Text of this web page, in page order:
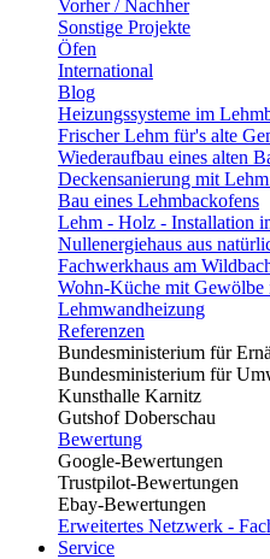
Vorher / Nachher
Sonstige Projekte
Öfen
International
Blog
Heizungssysteme im
Frischer Lehm für's alte
Wiederaufbau eines alten
Deckensanierung mit
Bau eines Lehmbackofens
Lehm - Holz - Installation
Nullenergiehaus aus
Fachwerkhaus am
Wohn-Küche mit
Lehmwandheizung
Referenzen
Bundesministerium für
Bundesministerium für
Kunsthalle Karnitz
Gutshof Doberschau
Bewertung
Google-Bewertungen
Trustpilot-Bewertungen
Ebay-Bewertungen
Erweitertes Netzwerk -
Service